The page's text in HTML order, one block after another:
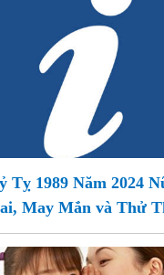
Tỵ 1989 Năm 2024
May Mắn và Thử